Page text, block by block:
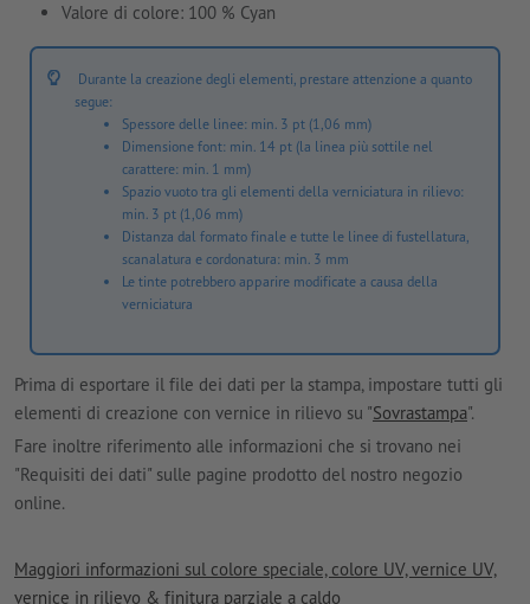
Valore di colore: 100 % Cyan
Durante la creazione degli elementi, prestare attenzione a quanto
segue:
Spessore delle linee: min. 3 pt (1,06 mm)
Dimensione font: min. 14 pt (la linea più sottile nel
carattere: min. 1 mm)
Spazio vuoto tra gli elementi della verniciatura in rilievo:
min. 3 pt (1,06 mm)
Distanza dal formato finale e tutte le linee di fustellatura,
scanalatura e cordonatura: min. 3 mm
Le tinte potrebbero apparire modificate a causa della
verniciatura
Prima di esportare il file dei dati per la stampa, impostare tutti gli
elementi di creazione con vernice in rilievo su "Sovrastampa".
Fare inoltre riferimento alle informazioni che si trovano nei
"Requisiti dei dati" sulle pagine prodotto del nostro negozio
online.
Maggiori informazioni sul colore speciale, colore UV, vernice UV,
vernice in rilievo & finitura parziale a caldo